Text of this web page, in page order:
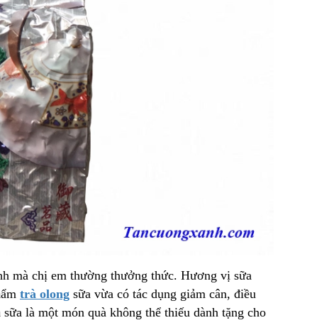
mà chị em thường thưởng thức. Hương vị sữa
trà olong sữa vừa có tác dụng giảm cân, điều
là một món quà không thể thiếu dành tặng cho